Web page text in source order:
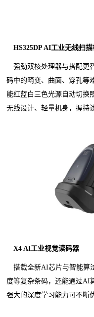
HS325DP AI工业无线扫描
强劲双核处理器与搭配更
码中的畸变、曲面、穿孔等
能红蓝白三色光源自动切换
无线设计、轻量机身，握持
X4 AI工业视觉读码器
搭载全新AI芯片与智能算
度等复杂条码，还能通过AI
强大的深度学习能力可不断